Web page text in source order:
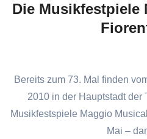
Die Musikfestpiele
Bereits zum 73. Mal finden
2010 in der Hauptstadt der
Musikfestspiele Maggio
Mai –